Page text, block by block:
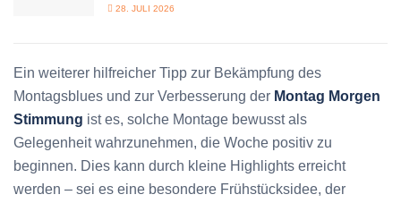
28. JULI 2026
Ein weiterer hilfreicher Tipp zur Bekämpfung des
Montagsblues und zur Verbesserung der Montag Morgen
Stimmung ist es, solche Montage bewusst als
Gelegenheit wahrzunehmen, die Woche positiv zu
beginnen. Dies kann durch kleine Highlights erreicht
werden – sei es eine besondere Frühstücksidee, der